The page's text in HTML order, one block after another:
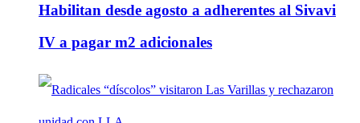
Habilitan desde agosto a adherentes al Sivavi
IV a pagar m2 adicionales